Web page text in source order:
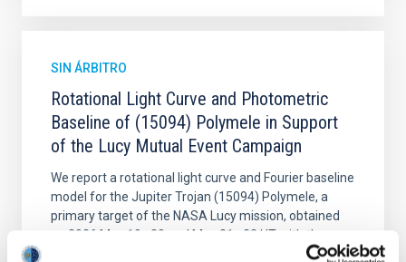
SIN ÁRBITRO
Rotational Light Curve and Photometric
Baseline of (15094) Polymele in Support
of the Lucy Mutual Event Campaign
We report a rotational light curve and Fourier baseline
model for the Jupiter Trojan (15094) Polymele, a
primary target of the NASA Lucy mission, obtained
on 2026 May 19─20 and May 21─22 UT with the
Two-meter Twin Telescope (TTT). Phase-Dispersion